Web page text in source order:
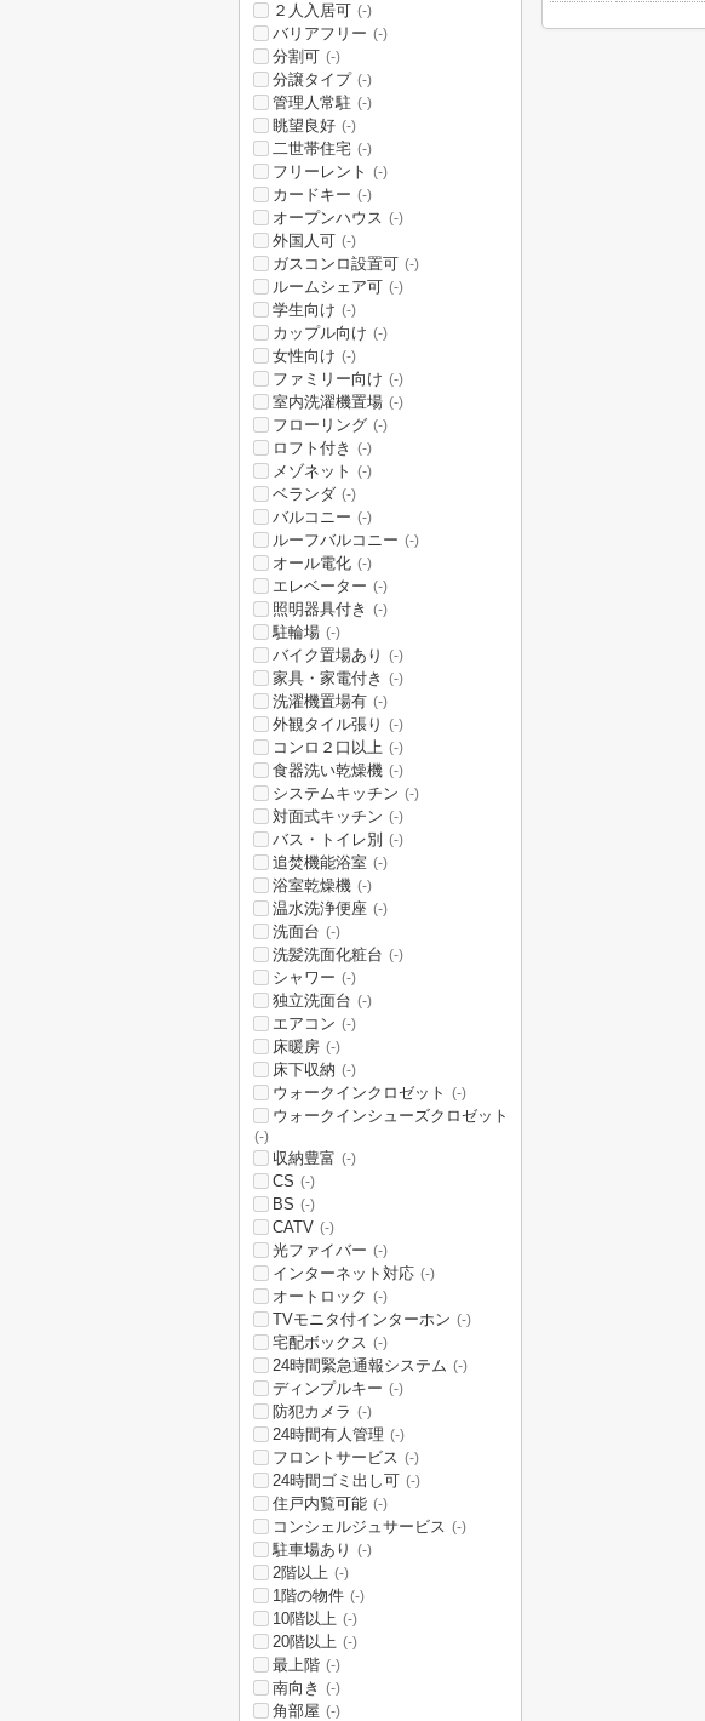
２人入居可 (-)
バリアフリー (-)
分割可 (-)
分譲タイプ (-)
管理人常駐 (-)
眺望良好 (-)
二世帯住宅 (-)
フリーレント (-)
カードキー (-)
オープンハウス (-)
外国人可 (-)
ガスコンロ設置可 (-)
ルームシェア可 (-)
学生向け (-)
カップル向け (-)
女性向け (-)
ファミリー向け (-)
室内洗濯機置場 (-)
フローリング (-)
ロフト付き (-)
メゾネット (-)
ベランダ (-)
バルコニー (-)
ルーフバルコニー (-)
オール電化 (-)
エレベーター (-)
照明器具付き (-)
駐輪場 (-)
バイク置場あり (-)
家具・家電付き (-)
洗濯機置場有 (-)
外観タイル張り (-)
コンロ２口以上 (-)
食器洗い乾燥機 (-)
システムキッチン (-)
対面式キッチン (-)
バス・トイレ別 (-)
追焚機能浴室 (-)
浴室乾燥機 (-)
温水洗浄便座 (-)
洗面台 (-)
洗髪洗面化粧台 (-)
シャワー (-)
独立洗面台 (-)
エアコン (-)
床暖房 (-)
床下収納 (-)
ウォークインクロゼット (-)
ウォークインシューズクロゼット
(-)
収納豊富 (-)
CS (-)
BS (-)
CATV (-)
光ファイバー (-)
インターネット対応 (-)
オートロック (-)
TVモニタ付インターホン (-)
宅配ボックス (-)
24時間緊急通報システム (-)
ディンプルキー (-)
防犯カメラ (-)
24時間有人管理 (-)
フロントサービス (-)
24時間ゴミ出し可 (-)
住戸内覧可能 (-)
コンシェルジュサービス (-)
駐車場あり (-)
2階以上 (-)
1階の物件 (-)
10階以上 (-)
20階以上 (-)
最上階 (-)
南向き (-)
角部屋 (-)